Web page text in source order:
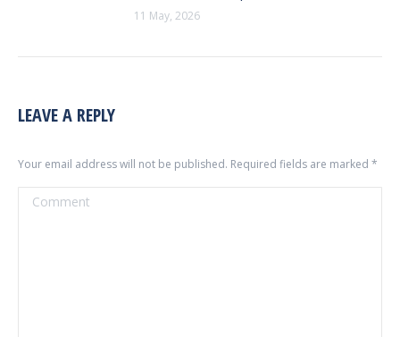
11 May, 2026
LEAVE A REPLY
Your email address will not be published. Required fields are marked *
Comment